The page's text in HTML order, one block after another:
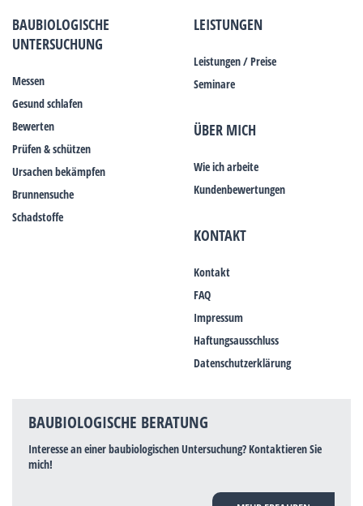
BAUBIOLOGISCHE
UNTERSUCHUNG
Messen
Gesund schlafen
Bewerten
Prüfen & schützen
Ursachen bekämpfen
Brunnensuche
Schadstoffe
LEISTUNGEN
Leistungen / Preise
Seminare
ÜBER MICH
Wie ich arbeite
Kundenbewertungen
KONTAKT
Kontakt
FAQ
Impressum
Haftungsausschluss
Datenschutzerklärung
BAUBIOLOGISCHE BERATUNG
Interesse an einer baubiologischen Untersuchung? Kontaktieren Sie
mich!